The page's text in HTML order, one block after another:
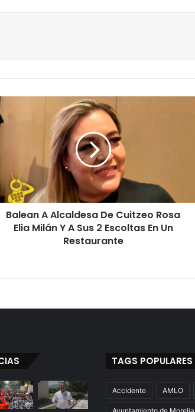
Balean A Alcaldesa De Cuitzeo Rosa
Elia Milán Y A Sus 2 Escoltas En Un
Restaurante
TAGS POPULARES
Accidente AMLO